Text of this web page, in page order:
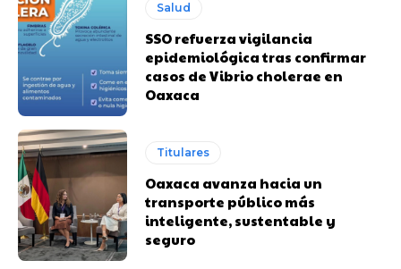
Salud
SSO refuerza vigilancia
epidemiológica tras confirmar
casos de Vibrio cholerae en
Oaxaca
Titulares
Oaxaca avanza hacia un
transporte público más
inteligente, sustentable y
seguro